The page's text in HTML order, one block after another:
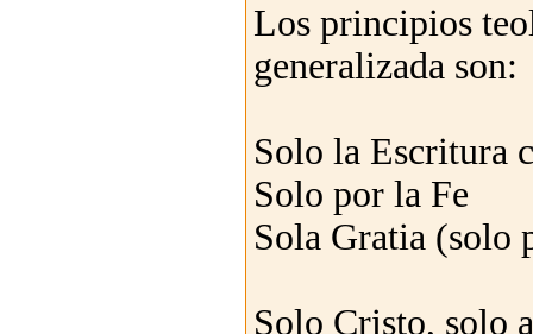
Los principios
generalizada son:
Solo la Escritura
Solo por la Fe
Sola Gratia (solo
Solo Cristo, solo